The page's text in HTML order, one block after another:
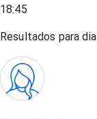
18:45
Resultados para dia